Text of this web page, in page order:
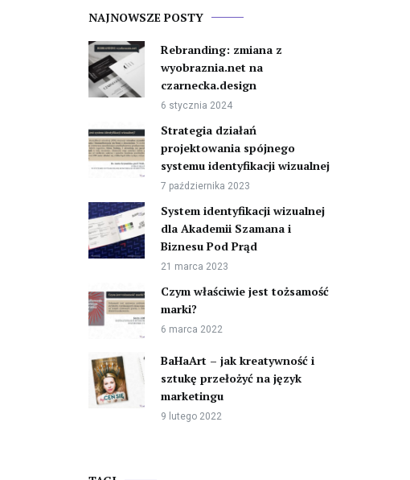
NAJNOWSZE POSTY
Rebranding: zmiana z
wyobraznia.net na
czarnecka.design
6 stycznia 2024
Strategia działań
projektowania spójnego
systemu identyfikacji wizualnej
7 października 2023
System identyfikacji wizualnej
dla Akademii Szamana i
Biznesu Pod Prąd
21 marca 2023
Czym właściwie jest tożsamość
marki?
6 marca 2022
BaHaArt – jak kreatywność i
sztukę przełożyć na język
marketingu
9 lutego 2022